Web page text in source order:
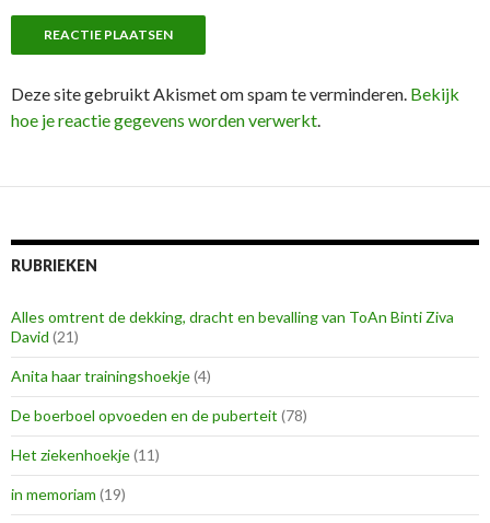
Deze site gebruikt Akismet om spam te verminderen. Bekijk
hoe je reactie gegevens worden verwerkt.
RUBRIEKEN
Alles omtrent de dekking, dracht en bevalling van ToAn Binti Ziva
David (21)
Anita haar trainingshoekje(4)
De boerboel opvoeden en de puberteit (78)
Het ziekenhoekje(11)
in memoriam (19)